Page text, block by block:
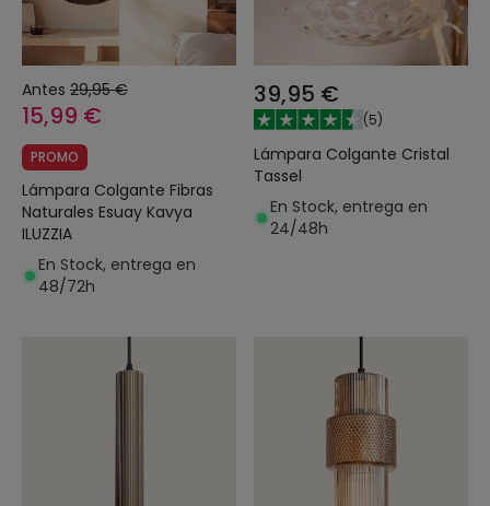
Antes 29,95 €
15,99 €
PROMO
Lámpara Colgante Fibras
Naturales Esuay Kavya
ILUZZIA
En Stock, entrega en
48/72h
39,95 €
(5)
Lámpara Colgante Cristal
Tassel
En Stock, entrega en
24/48h